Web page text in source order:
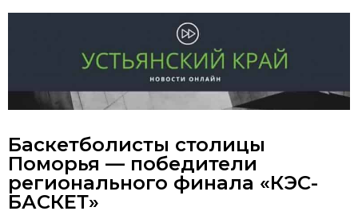
Баскетболисты столицы
Поморья — победители
регионального финала «КЭС-
БАСКЕТ»